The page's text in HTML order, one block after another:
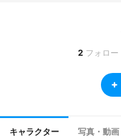
2 フォロー
キャラクター 写真・動画